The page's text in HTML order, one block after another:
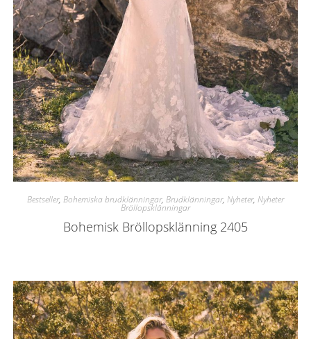
Bestseller, Bohemiska brudklänningar, Brudklänningar, Nyheter, Nyheter
Bröllopsklänningar
Bohemisk Bröllopsklänning 2405